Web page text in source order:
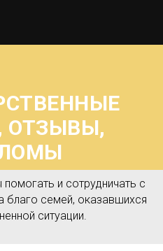
ОТЗЫВЫ,
и сотрудничать с
благо семей, оказавшихся
ситуации.